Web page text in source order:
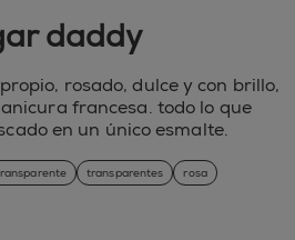
daddy
rosado, dulce y con brillo,
francesa. todo lo que
en un único esmalte.
transparentes rosa